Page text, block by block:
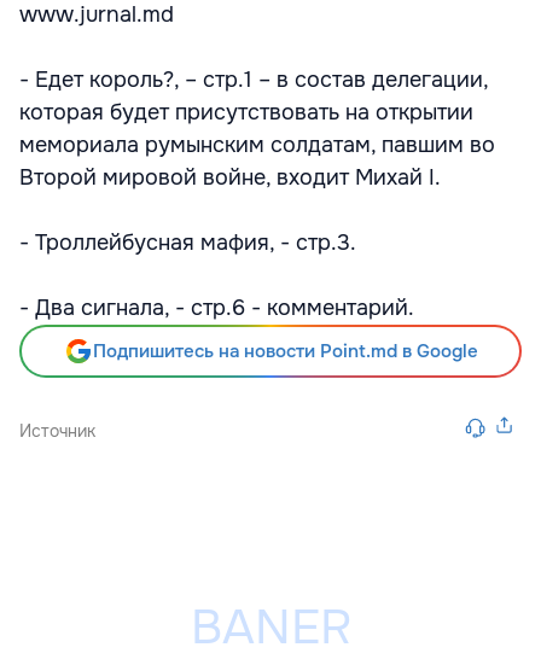
www.jurnal.md
- Едет король?, – стр.1 – в состав делегации,
которая будет присутствовать на открытии
мемориала румынским солдатам, павшим во
Второй мировой войне, входит Михай I.
- Троллейбусная мафия, - стр.3.
- Два сигнала, - стр.6 - комментарий.
Подпишитесь на новости Point.md в Google
Источник